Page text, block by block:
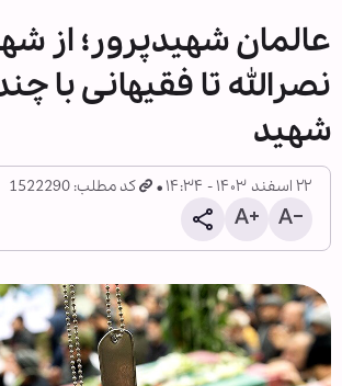
عالمان شهیدپرور؛ از
نصرالله تا فقیهانی با
شهید
۲۲ اسفند ۱۴۰۳ - ۱۴:۳۴ کد مطلب: 1522290